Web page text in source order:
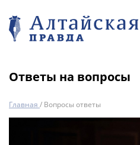
Ответы на вопросы
Главная / Вопросы ответы